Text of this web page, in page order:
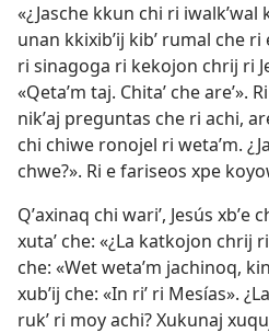
«¿Jasche kkun chi ri iwalkʼwal
unan kkixibʼij kibʼ rumal che ri
ri sinagoga ri kekojon chrij ri
«Qetaʼm taj. Chitaʼ che areʼ».
nikʼaj preguntas che ri achi,
chi chiwe ronojel ri wetaʼm.
chwe?». Ri e fariseos xpe
Qʼaxinaq chi wariʼ, Jesús xbʼe
xutaʼ che: «¿La katkojon chrij
che: «Wet wetaʼm jachinoq,
xubʼij che: «In riʼ ri Mesías».
rukʼ ri moy achi? Xukunaj